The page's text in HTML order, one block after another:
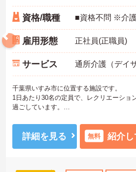
資格/職種
雇用形態 正社員(正職員)
サービス 通所介護（デイ
千葉県いすみ市に位置する施設です。
1日あたり30名の定員で、レクリエーショ
過ごしています。
す。
ご興味ある方には、面接対策ポイントな
たしますのでお気軽にご相談ください！
詳細を見る 無料 紹介し